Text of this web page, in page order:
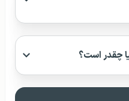
چقدر است؟